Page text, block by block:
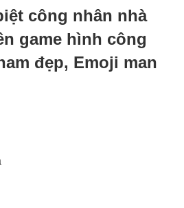
công nhân nhà
game hình công
đẹp, Emoji man